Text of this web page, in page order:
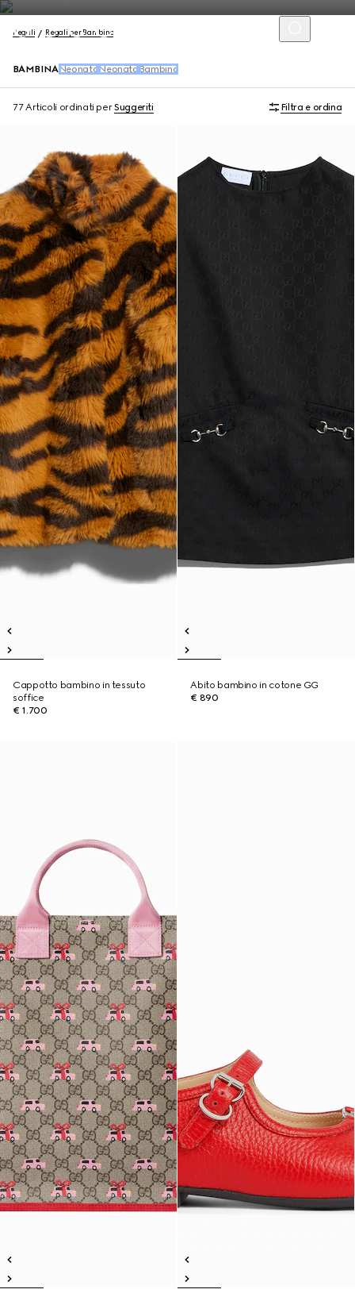
Regali Regali per Bambino
BAMBINANeonato Neonata Bambino
77 Articoli ordinati perSuggeriti Filtra e ordina
Cappotto bambino in tessuto
soffice
€ 1.700
Abito bambino in cotone GG
€ 890